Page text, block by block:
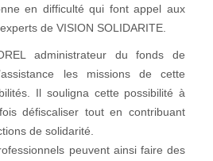
en difficulté qui font appel aux
de VISION SOLIDARITE.
administrateur du fonds de
les missions de cette
Il souligna cette possibilité à
défiscaliser tout en contribuant
de solidarité.
peuvent ainsi faire des